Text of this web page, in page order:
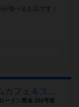
遊べるお店です！
つなスペース｜相席型ボードゲームカフェ＆スペース『TSUNA』
ーイン黄金 202号室